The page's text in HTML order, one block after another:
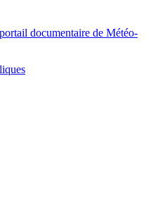
documentaire de Météo-